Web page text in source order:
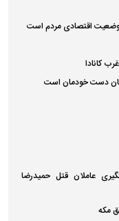
وضعیت اقتصادی مردم است
کانادا
دست خودمان است
عاملان قتل حمیدرضا
مکه